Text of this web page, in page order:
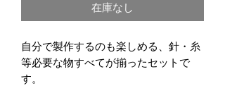
在庫なし
自分で製作するのも楽しめる、針・糸
等必要な物すべてが揃ったセットで
す。